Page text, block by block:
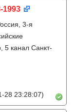
1993
3-я
5 канал Санкт-
28 23:28:07)